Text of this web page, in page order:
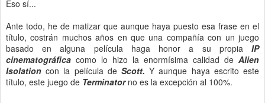
Eso sí...
Ante todo, he de matizar que aunque haya puesto esa frase en el
título, costrán muchos años en que una compañía con un juego
basado en alguna película haga honor a su propia IP
cinematográfica como lo hizo la enormísima calidad de Alien
Isolationcon la película deScott.Y aunque haya escrito este
título, este juego de Terminatorno es la excepción al 100%.